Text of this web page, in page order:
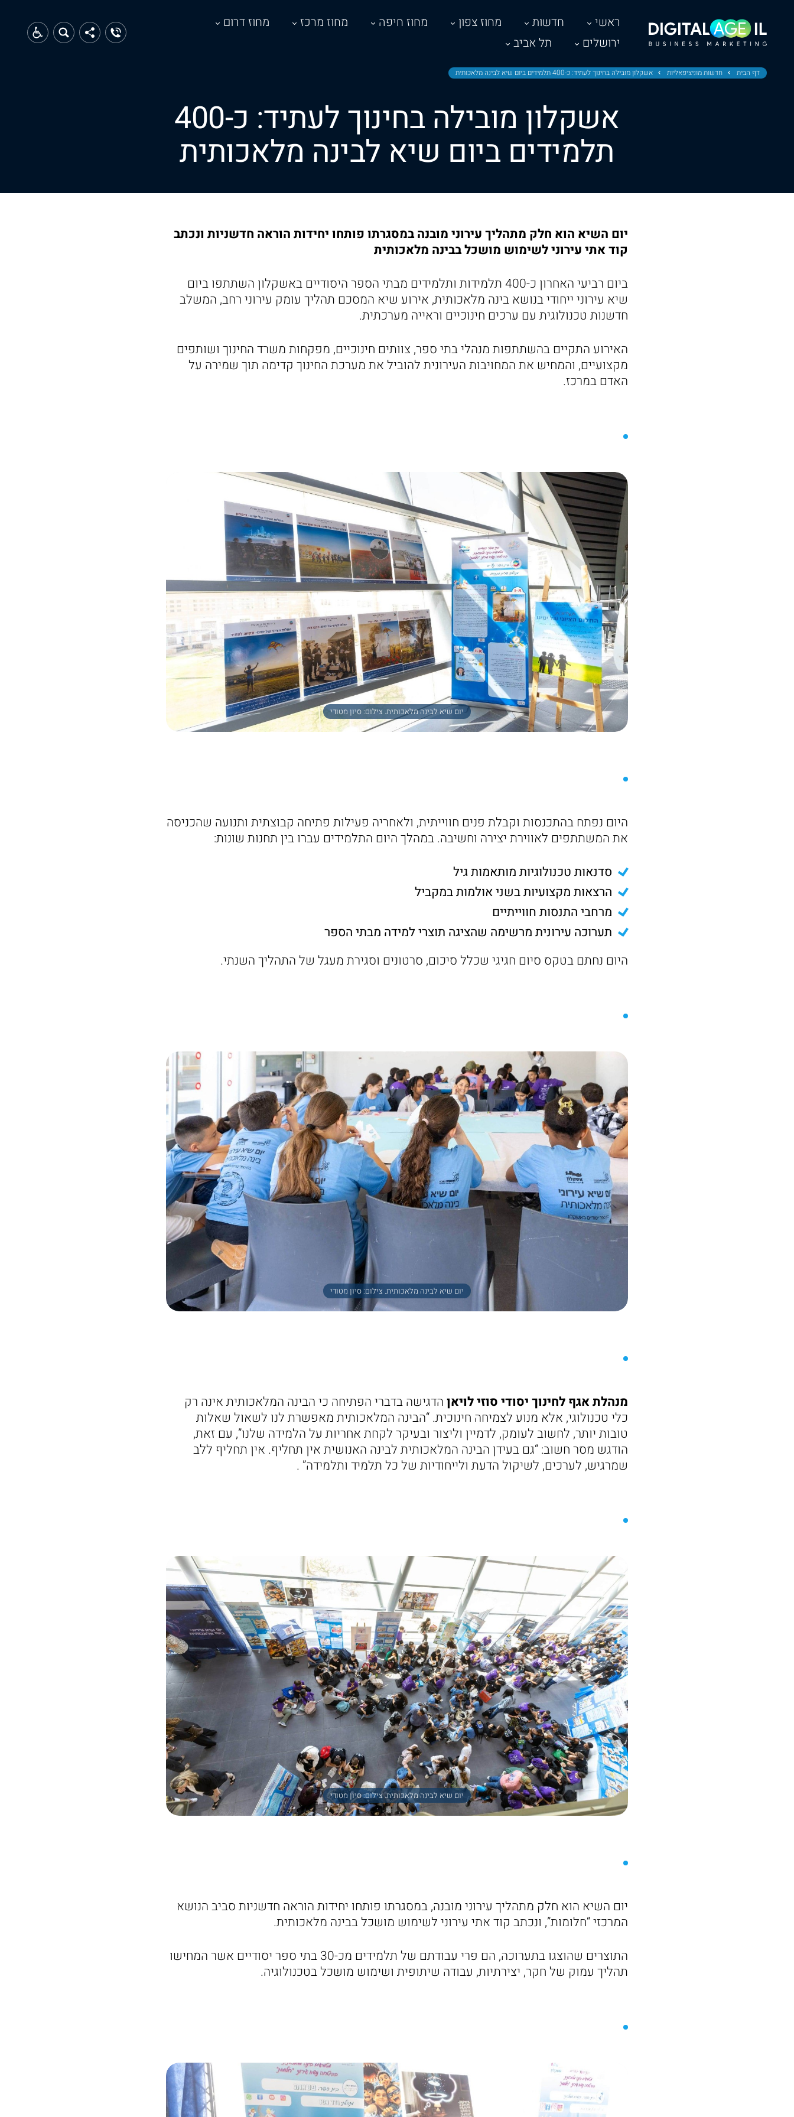
ראשי חדשות מחוז צפון מחוז חיפה מחוז מרכז
מחוז דרום
ירושלים
תל אביב
דף הבית חדשות מוניציפאליות אשקלון מובילה בחינוך לעתיד: כ-400 תלמידים ביום שיא לבינה מלאכותית
אשקלון מובילה בחינוך לעתיד: כ-400
תלמידים ביום שיא לבינה מלאכותית
יום השיא הוא חלק מתהליך עירוני מובנה במסגרתו פותחו יחידות הוראה חדשניות ונכתב
קוד אתי עירוני לשימוש מושכל בבינה מלאכותית
ביום רביעי האחרון כ-400 תלמידות ותלמידים מבתי הספר היסודיים באשקלון השתתפו ביום
שיא עירוני ייחודי בנושא בינה מלאכותית, אירוע שיא המסכם תהליך עומק עירוני רחב, המשלב
חדשנות טכנולוגית עם ערכים חינוכיים וראייה מערכתית.
האירוע התקיים בהשתתפות מנהלי בתי ספר, צוותים חינוכיים, מפקחות משרד החינוך ושותפים
מקצועיים, והמחיש את המחויבות העירונית להוביל את מערכת החינוך קדימה תוך שמירה על
האדם במרכז.
יום שיא לבינה מלאכותית. צילום: סיון מטודי
היום נפתח בהתכנסות וקבלת פנים חווייתית, ולאחריה פעילות פתיחה קבוצתית ותנועה שהכניסה
את המשתתפים לאווירת יצירה וחשיבה. במהלך היום התלמידים עברו בין תחנות שונות:
סדנאות טכנולוגיות מותאמות גיל
הרצאות מקצועיות בשני אולמות במקביל
מרחבי התנסות חווייתיים
תערוכה עירונית מרשימה שהציגה תוצרי למידה מבתי הספר
היום נחתם בטקס סיום חגיגי שכלל סיכום, סרטונים וסגירת מעגל של התהליך השנתי.
יום שיא לבינה מלאכותית. צילום: סיון מטודי
מנהלת אגף לחינוך יסודי סוזי לויאןהדגישה בדברי הפתיחה כי הבינה המלאכותית אינה רק
כלי טכנולוגי, אלא מנוע לצמיחה חינוכית. “הבינה המלאכותית מאפשרת לנו לשאול שאלות
טובות יותר, לחשוב לעומק, לדמיין וליצור ובעיקר לקחת אחריות על הלמידה שלנו”, עם זאת,
הודגש מסר חשוב: “גם בעידן הבינה המלאכותית לבינה האנושית אין תחליף. אין תחליף ללב
שמרגיש, לערכים, לשיקול הדעת ולייחודיות של כל תלמיד ותלמידה” .
יום שיא לבינה מלאכותית. צילום: סיון מטודי
יום השיא הוא חלק מתהליך עירוני מובנה, במסגרתו פותחו יחידות הוראה חדשניות סביב הנושא
המרכזי “חלומות”, ונכתב קוד אתי עירוני לשימוש מושכל בבינה מלאכותית.
התוצרים שהוצגו בתערוכה, הם פרי עבודתם של תלמידים מכ-30 בתי ספר יסודיים אשר המחישו
תהליך עמוק של חקר, יצירתיות, עבודה שיתופית ושימוש מושכל בטכנולוגיה.